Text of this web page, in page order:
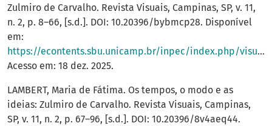
Zulmiro de Carvalho. Revista Visuais, Campinas, SP, v. 11,
n. 2, p. 8–66, [s.d.]. DOI: 10.20396/bybmcp28. Disponível
em:
https://econtents.sbu.unicamp.br/inpec/index.php/visuais/article/view/20981
Acesso em: 18 dez. 2025.
LAMBERT, Maria de Fátima. Os tempos, o modo e as
ideias: Zulmiro de Carvalho. Revista Visuais, Campinas,
SP, v. 11, n. 2, p. 67–96, [s.d.]. DOI: 10.20396/8v4aeq44.